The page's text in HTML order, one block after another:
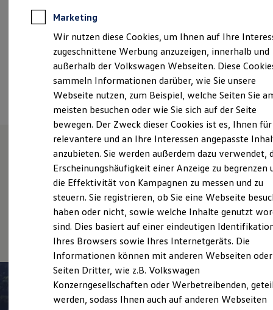
Sommer-Special
Reparatur, Pflege & Inspektion
Servicetermin anfragen
Service-Vorteile bei Volkswagen Nutzfahrzeuge
Economy Service
Räder & Reifen Service
Ersatzfahrzeuge
Notdienst und Pannenhilfe
Software, Konnektivität & Apps
California App
VW Connect für Ihren ID. Buzz
VW Connect für Ihren Transporter/Caravelle
VW Connect für Ihren Amarok
VW Connect für andere Modelle
Connect Pro
Fleet Interface Data
Multistop Pathfinder
Übersicht Software Updates
Hilfreiches für Besitzer
Fahrerassistenz- und Sicherheitssysteme
Kontrollleuchten
Kurzfahrprofile und Ölverdünnung
Batterieverordnung
XTL-Dieselkraftstoff
Ersatzteile und Betriebsflüssigkeiten
+49 3735 91800
Ansprechpartner
Termin vereinbaren
Unsere Leistungenim
Überblick
Service
Marketing
Wir nutzen diese Cookies, um Ihnen auf Ihre
zugeschnittene Werbung anzuzeigen, innerhalb und
außerhalb der Volkswagen Webseiten. Diese
sammeln Informationen darüber, wie Sie unsere
Webseite nutzen, zum Beispiel, welche Seiten Sie
meisten besuchen oder wie Sie sich auf der Seite
bewegen. Der Zweck dieser Cookies ist es, Ihnen für
relevantere und an Ihre Interessen angepasste
anzubieten. Sie werden außerdem dazu verwendet,
Erscheinungshäufigkeit einer Anzeige zu begrenzen
die Effektivität von Kampagnen zu messen und zu
steuern. Sie registrieren, ob Sie eine Webseite
haben oder nicht, sowie welche Inhalte genutzt
sind. Dies basiert auf einer eindeutigen
Ihres Browsers sowie Ihres Internetgeräts. Die
Informationen können mit anderen Webseiten oder
Seiten Dritter, wie z.B. Volkswagen
Konzerngesellschaften oder Werbetreibenden,
werden, sodass Ihnen auch auf anderen Webseiten